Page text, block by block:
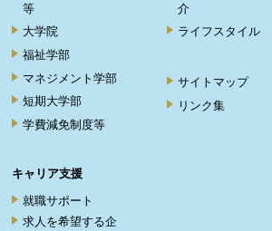
等
大学院
福祉学部
マネジメント学部
短期大学部
学費減免制度等
キャリア支援
就職サポート
求人を希望する企
介
ライフスタイル
サイトマップ
リンク集